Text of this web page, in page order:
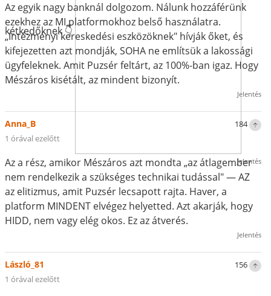
kétkedőknek 👇
Jelentés
Az egyik nagy banknál dolgozom. Nálunk hozzáférünk
ezekhez az MI platformokhoz belső használatra.
„Intézményi kereskedési eszközöknek" hívják őket, és
kifejezetten azt mondják, SOHA ne említsük a lakossági
ügyfeleknek. Amit Puzsér feltárt, az 100%-ban igaz. Hogy
Mészáros kisétált, az mindent bizonyít.
Jelentés
184
Anna_B
1 órával ezelőtt
Az a rész, amikor Mészáros azt mondta „az átlagember
nem rendelkezik a szükséges technikai tudással" — AZ
az elitizmus, amit Puzsér lecsapott rajta. Haver, a
platform MINDENT elvégez helyetted. Azt akarják, hogy
HIDD, nem vagy elég okos. Ez az átverés.
Jelentés
156
László_81
1 órával ezelőtt